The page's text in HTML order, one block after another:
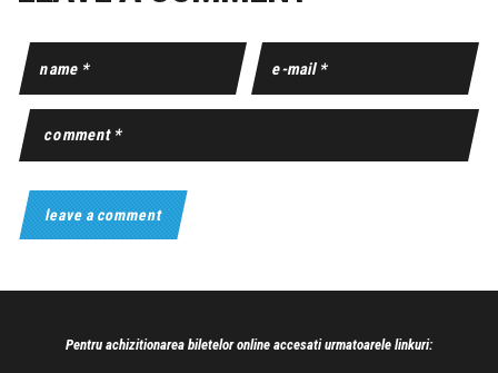
Pentru achizitionarea biletelor online accesati urmatoarele linkuri: